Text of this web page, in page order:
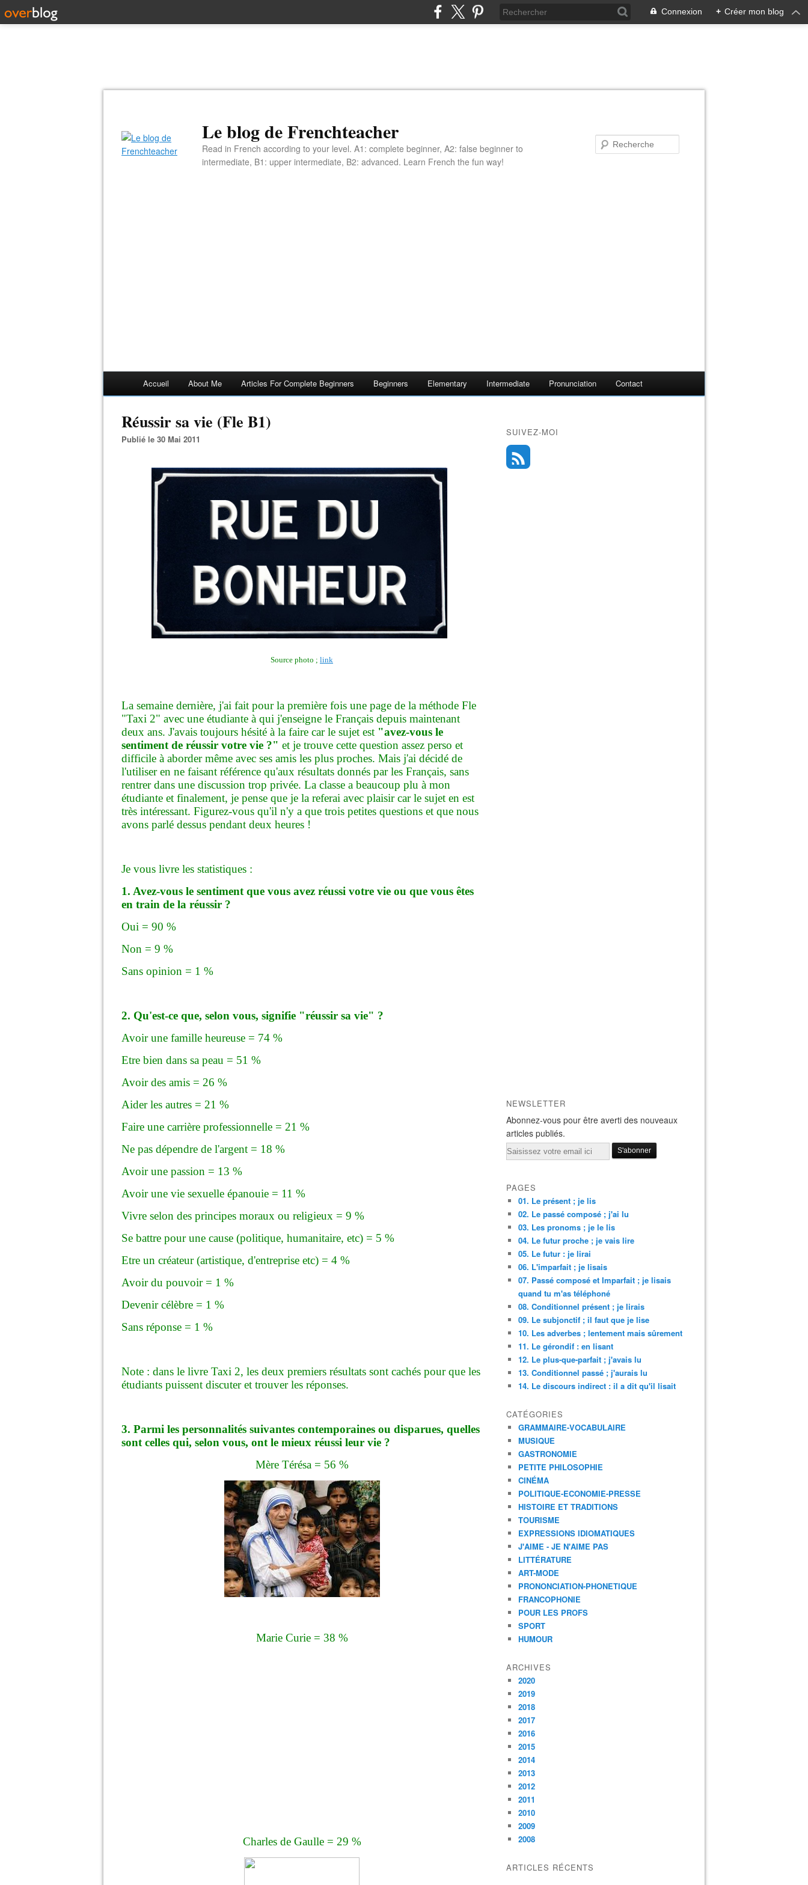
Connexion + Créer mon blog
Le blog de Frenchteacher
Read in French according to your level. A1: complete beginner, A2: false beginner to
intermediate, B1: upper intermediate, B2: advanced. Learn French the fun way!
Accueil About Me Articles For Complete Beginners Beginners Elementary Intermediate Pronunciation Contact
Réussir sa vie (Fle B1)
Publié le 30 Mai 2011
Source photo ; link
La semaine dernière, j'ai fait pour la première fois une page de la méthode Fle
"Taxi 2" avec une étudiante à qui j'enseigne le Français depuis maintenant
deux ans. J'avais toujours hésité à la faire car le sujet est "avez-vous le
sentiment de réussir votre vie ?" et je trouve cette question assez perso et
difficile à aborder même avec ses amis les plus proches. Mais j'ai décidé de
l'utiliser en ne faisant référence qu'aux résultats donnés par les Français, sans
rentrer dans une discussion trop privée. La classe a beaucoup plu à mon
étudiante et finalement, je pense que je la referai avec plaisir car le sujet en est
très intéressant. Figurez-vous qu'il n'y a que trois petites questions et que nous
avons parlé dessus pendant deux heures !
Je vous livre les statistiques :
1. Avez-vous le sentiment que vous avez réussi votre vie ou que vous êtes
en train de la réussir ?
Oui = 90 %
Non = 9 %
Sans opinion = 1 %
2. Qu'est-ce que, selon vous, signifie "réussir sa vie" ?
Avoir une famille heureuse = 74 %
Etre bien dans sa peau = 51 %
Avoir des amis = 26 %
Aider les autres = 21 %
Faire une carrière professionnelle = 21 %
Ne pas dépendre de l'argent = 18 %
Avoir une passion = 13 %
Avoir une vie sexuelle épanouie = 11 %
Vivre selon des principes moraux ou religieux = 9 %
Se battre pour une cause (politique, humanitaire, etc) = 5 %
Etre un créateur (artistique, d'entreprise etc) = 4 %
Avoir du pouvoir = 1 %
Devenir célèbre = 1 %
Sans réponse = 1 %
Note : dans le livre Taxi 2, les deux premiers résultats sont cachés pour que les
étudiants puissent discuter et trouver les réponses.
3. Parmi les personnalités suivantes contemporaines ou disparues, quelles
sont celles qui, selon vous, ont le mieux réussi leur vie ?
Mère Térésa = 56 %
Marie Curie = 38 %
Charles de Gaulle = 29 %
SUIVEZ-MOI
NEWSLETTER
Abonnez-vous pour être averti des nouveaux
articles publiés.
Email
PAGES
01. Le présent ; je lis
02. Le passé composé ; j'ai lu
03. Les pronoms ; je le lis
04. Le futur proche ; je vais lire
05. Le futur : je lirai
06. L'imparfait ; je lisais
07. Passé composé et Imparfait ; je lisais
quand tu m'as téléphoné
08. Conditionnel présent ; je lirais
09. Le subjonctif ; il faut que je lise
10. Les adverbes ; lentement mais sûrement
11. Le gérondif : en lisant
12. Le plus-que-parfait ; j'avais lu
13. Conditionnel passé ; j'aurais lu
14. Le discours indirect : il a dit qu'il lisait
CATÉGORIES
GRAMMAIRE-VOCABULAIRE
MUSIQUE
GASTRONOMIE
PETITE PHILOSOPHIE
CINÉMA
POLITIQUE-ECONOMIE-PRESSE
HISTOIRE ET TRADITIONS
TOURISME
EXPRESSIONS IDIOMATIQUES
J'AIME - JE N'AIME PAS
LITTÉRATURE
ART-MODE
PRONONCIATION-PHONETIQUE
FRANCOPHONIE
POUR LES PROFS
SPORT
HUMOUR
ARCHIVES
2020
2019
2018
2017
2016
2015
2014
2013
2012
2011
2010
2009
2008
ARTICLES RÉCENTS